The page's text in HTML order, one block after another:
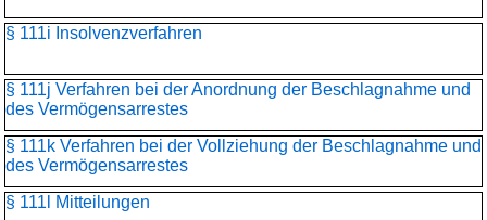
§ 111i Insolvenzverfahren
§ 111j Verfahren bei der Anordnung der Beschlagnahme und
des Vermögensarrestes
§ 111k Verfahren bei der Vollziehung der Beschlagnahme und
des Vermögensarrestes
§ 111l Mitteilungen